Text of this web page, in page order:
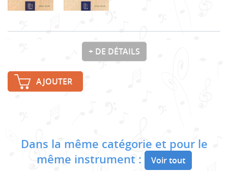
+ DE DÉTAILS
AJOUTER
Dans la même catégorie et pour le
même instrument :
Voir tout